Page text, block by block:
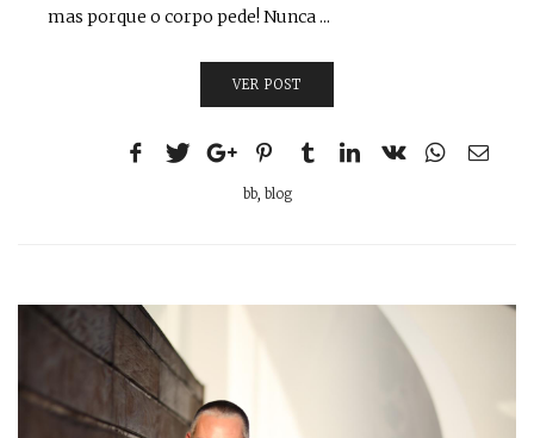
mas porque o corpo pede! Nunca ...
VER POST
bb, blog